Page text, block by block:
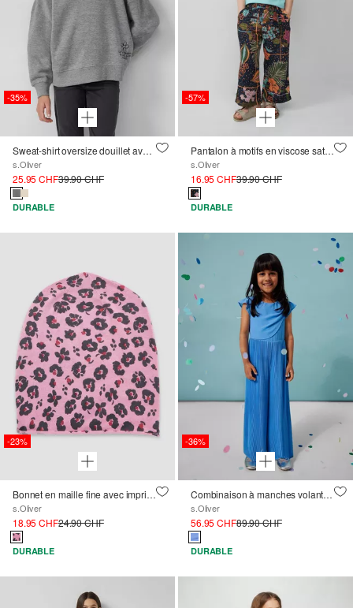
-35%
Sweat-shirt oversize douillet avec un imprimé discret
s.Oliver
25.95 CHF39.90 CHF
DURABLE
-57%
Pantalon à motifs en viscose satinée, coupe Loose Fit
s.Oliver
16.95 CHF39.90 CHF
DURABLE
-23%
Bonnet en maille fine avec imprimé Léo
s.Oliver
18.95 CHF24.90 CHF
DURABLE
-36%
Combinaison à manches volantes et plissée
s.Oliver
56.95 CHF89.90 CHF
DURABLE